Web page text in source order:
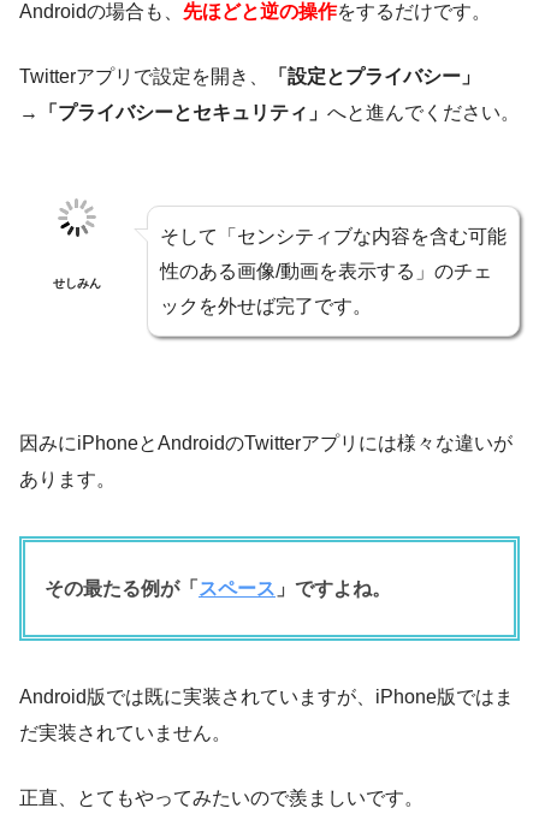
Androidの場合も、 先ほどと逆の操作をするだけです。
Twitterアプリで設定を開き、
「設定とプライバシー」
→
「プライバシーとセキュリティ」 へと進んでください。
せしみん
そして「センシティブな内容を含む可能
性のある画像/動画を表示する」のチェ
ックを外せば完了です。
因みにiPhoneとAndroidのTwitterアプリには様々な違いが
あります。
その最たる例が「 スペース 」ですよね。
Android版では既に実装されていますが、iPhone版ではま
だ実装されていません。
正直、とてもやってみたいので羨ましいです。